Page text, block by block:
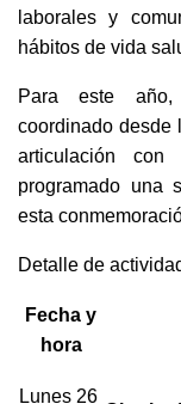
laborales y
hábitos de vida
Para este año,
coordinado desde
articulación
programado una
esta
Detalle de
Fecha y
hora
Lunes 26